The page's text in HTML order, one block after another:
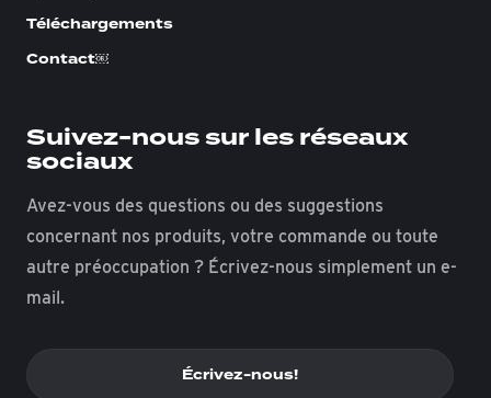
Téléchargements
Contact￼
Suivez-nous sur les réseaux
sociaux
Avez-vous des questions ou des suggestions
concernant nos produits, votre commande ou toute
autre préoccupation ? Écrivez-nous simplement un e-
mail.
Écrivez-nous!